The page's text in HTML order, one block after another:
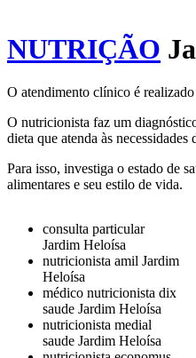
NUTRIÇÃO
O atendimento clínico é
O nutricionista faz um
dieta que atenda às necessidades
Para isso, investiga o estado de
alimentares e seu estilo de vida.
consulta particular
Jardim Heloísa
nutricionista amil Jardim
Heloísa
médico nutricionista dix
saude Jardim Heloísa
nutricionista medial
saude Jardim Heloísa